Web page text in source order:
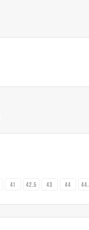
41 42.5 43 44